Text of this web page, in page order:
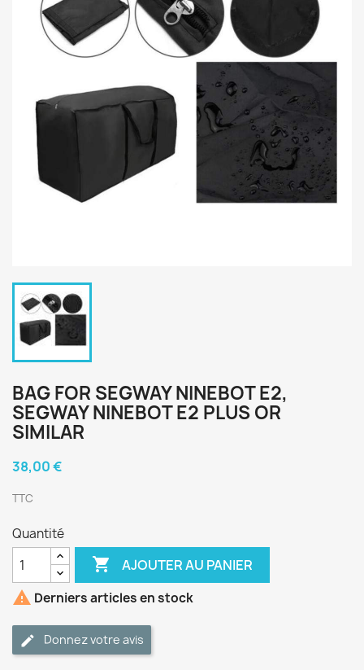
BAG FOR SEGWAY NINEBOT E2,
SEGWAY NINEBOT E2 PLUS OR
SIMILAR
38,00 €
TTC
Quantité
 AJOUTER AU PANIER
 Derniers articles en stock
Donnez votre avis